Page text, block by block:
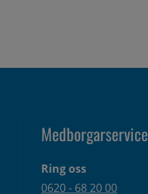
Medborgarservice
Ring oss
0620 - 68 20 00